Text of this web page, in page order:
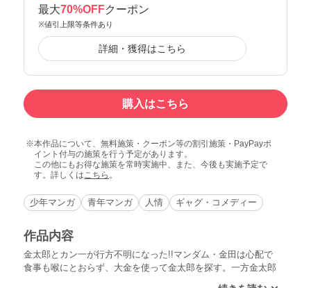
最大70%OFFクーポン
※値引上限等条件あり
詳細・獲得はこちら
購入はこちら
本作品について、無料施策・クーポン等の割引施策・PayPayポ
イント付与の施策を行う予定があります。
この他にもお得な施策を常時実施中、また、今後も実施予定で
す。詳しくはこちら 。
少年マンガ 青年マンガ 人情 ギャグ・コメディー
作品内容
金太郎とカン一が行方不明になった!!マンダム・金田は心配で
食事も喉にとおらず、大金を使って金太郎を探す。一方金太郎